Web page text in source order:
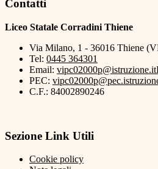
Contatti
Liceo Statale Corradini Thiene
Via Milano, 1 - 36016 Thiene
Tel: 0445 364301
Email: vipc02000p@istruzione.it
PEC:
C.F.: 84002890246
Sezione Link Utili
Cookie policy